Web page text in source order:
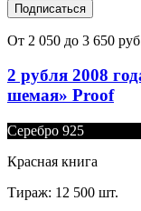
Подписаться
От 2 050 до 3 650
2 рубля 2008
шемая» Proof
Серебро 925
Красная книга
Тираж: 12 500 шт.